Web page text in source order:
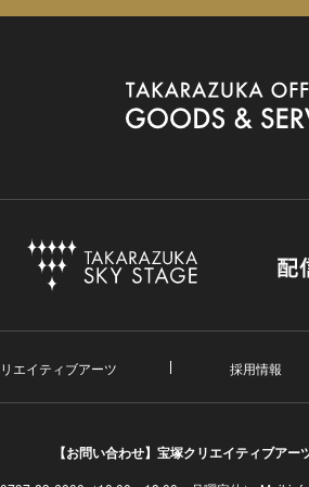
エイティブアーツ 採用情報
【お問い合わせ】 宝塚クリエイティブアー